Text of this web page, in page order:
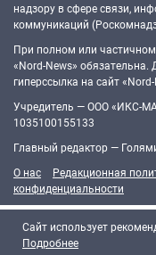
надзору в сфере связи,
коммуникаций
При полном или
«Nord-News» обязательна.
гиперссылка на сайт
Учредитель — ООО «ИКС-
1035100155133
Главный редактор —
О нас
Редакционная
конфиденциальности
Cайт использует
Подробнее